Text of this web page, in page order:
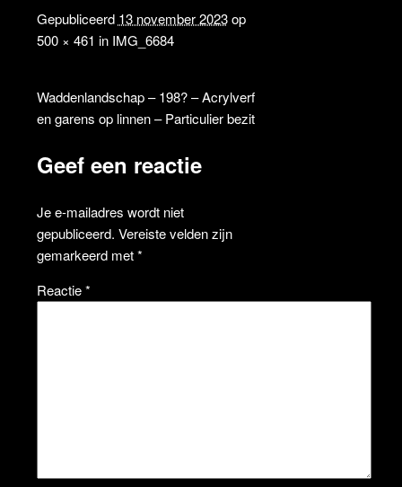
Gepubliceerd 13 november 2023op
500 × 461 in IMG_6684
Waddenlandschap – 198? – Acrylverf
en garens op linnen – Particulier bezit
Geef een reactie
Je e-mailadres wordt niet
gepubliceerd. Vereiste velden zijn
gemarkeerd met*
Reactie*